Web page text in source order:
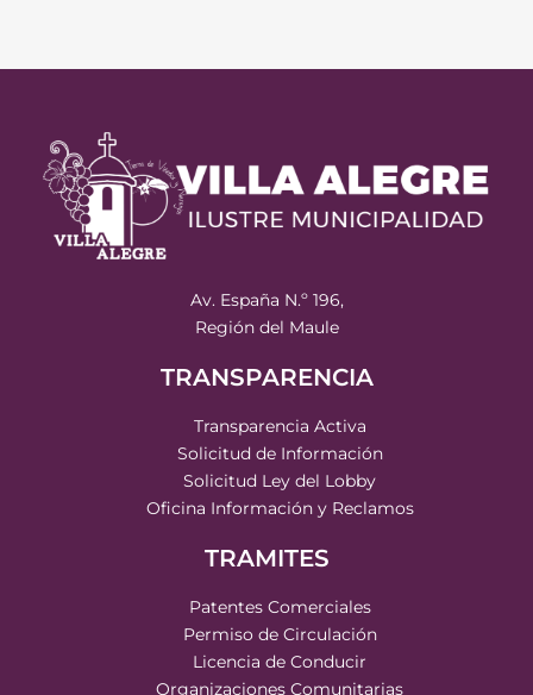
Av. España N.º 196,
Región del Maule
TRANSPARENCIA
Transparencia Activa
Solicitud de Información
Solicitud Ley del Lobby
Oficina Información y Reclamos
TRAMITES
Patentes Comerciales
Permiso de Circulación
Licencia de Conducir
Organizaciones Comunitarias